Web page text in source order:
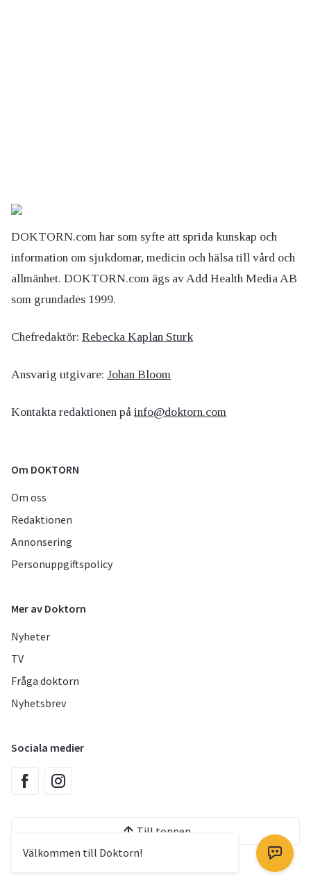
Välkommen till Doktorn!
DOKTORN.com har som syfte att sprida kunskap och
information om sjukdomar, medicin och hälsa till vård och
allmänhet. DOKTORN.com ägs av Add Health Media AB
som grundades 1999.
Chefredaktör: Rebecka Kaplan Sturk
Ansvarig utgivare: Johan Bloom
Kontakta redaktionen på info@doktorn.com
Om DOKTORN
Om oss
Redaktionen
Annonsering
Personuppgiftspolicy
Mer av Doktorn
Nyheter
TV
Fråga doktorn
Nyhetsbrev
Sociala medier
Till toppen